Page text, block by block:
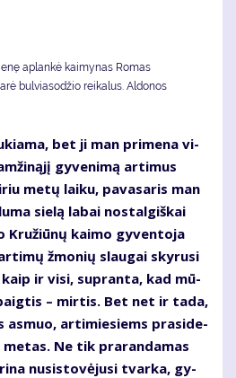
aplankė kaimynas Romas
bulviasodžio reikalus. Aldonos
bet ji man pri­me­na vi­
gy­ve­ni­mą ar­ti­mus
me­tų lai­ku, pa­va­sa­ris man
sie­lą la­bai nos­tal­giš­kai
Kru­žiū­nų kai­mo gy­ven­to­ja
žmo­nių slau­gai sky­ru­si
ir vi­si, su­pran­ta, kad mū­
– mir­tis. Bet net ir ta­da,
as­muo, ar­ti­mie­siems pra­si­de­
Ne tik pra­ran­da­mas
nu­si­sto­vė­ju­si tvar­ka, gy­